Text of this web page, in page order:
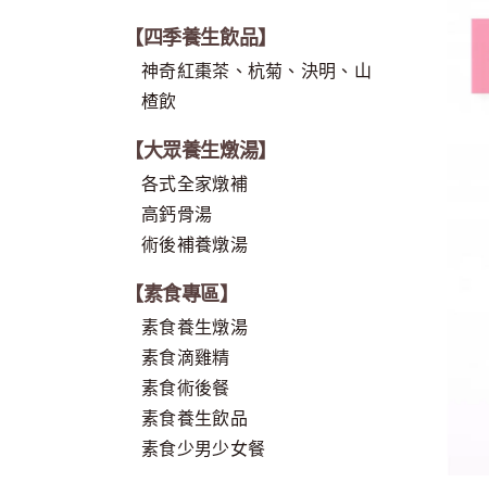
【四季養生飲品】
神奇紅棗茶、杭菊、決明、山
楂飲
【大眾養生燉湯】
各式全家燉補
高鈣骨湯
術後補養燉湯
【素食專區】
素食養生燉湯
素食滴雞精
素食術後餐
素食養生飲品
素食少男少女餐